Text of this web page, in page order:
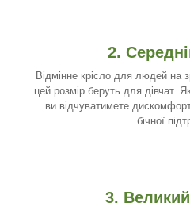
2.
Відмінне крісло для людей на
цей розмір беруть для дівчат.
ви відчуватимете
бічної
3.